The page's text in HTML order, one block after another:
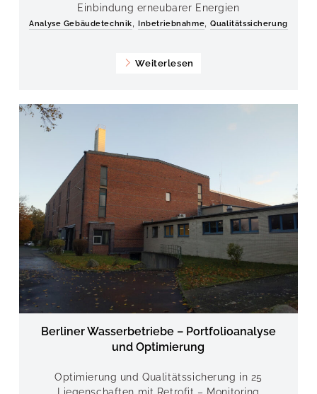
Einbindung erneubarer Energien
Analyse Gebäudetechnik ,Inbetriebnahme ,Qualitätssicherung
Weiterlesen
Berliner Wasserbetriebe – Portfolioanalyse
und Optimierung
Optimierung und Qualitätssicherung in 25
Liegenschaften mit Retrofit – Monitoring